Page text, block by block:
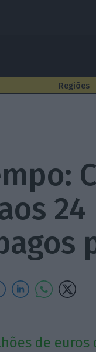
Regiões
de